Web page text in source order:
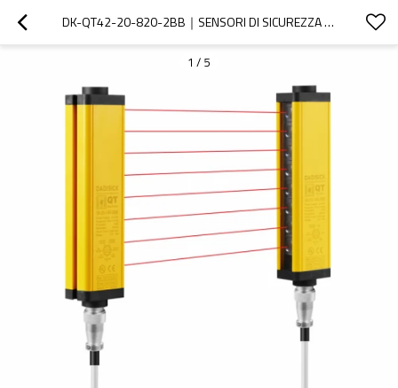
DK-QT42-20-820-2BB｜SENSORI DI SICUREZZA PER MACCHINE｜DADISICK
1 / 5